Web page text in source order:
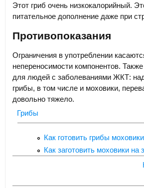
Этот гриб очень низкокалорийный.
питательное дополнение даже при
Противопоказания
Ограничения в употреблении
непереносимости компонентов. Также
для людей с заболеваниями ЖКТ:
грибы, в том числе и моховики,
довольно тяжело.
Грибы
Как готовить грибы моховики
Как заготовить моховики на